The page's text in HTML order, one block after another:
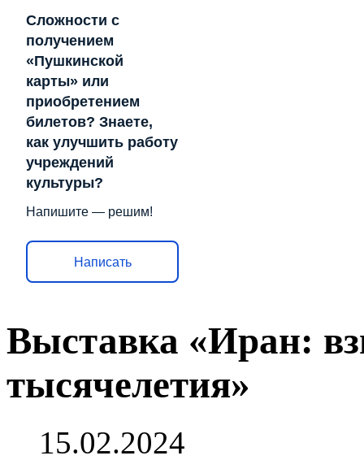
Сложности с
получением
«Пушкинской
карты» или
приобретением
билетов? Знаете,
как улучшить работу
учреждений
культуры?
Напишите — решим!
Написать
Выставка «Иран:
тысячелетия»
15.02.2024